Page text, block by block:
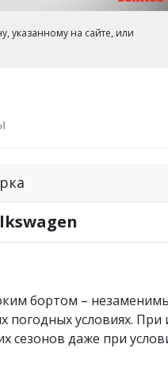
указанному на сайте, или
бортом –
условиях.
сезонов даже при